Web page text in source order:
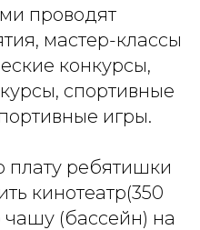
проводят
мастер-классы
конкурсы,
спортивные
игры.
плату ребятишки
кинотеатр(350
(бассейн) на